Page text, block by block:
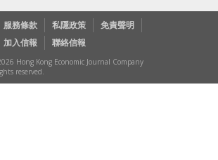
服務條款 私隱政策
免責聲明
加入信報 聯絡信報
Hong Kong Economic Journal Company
reserved.